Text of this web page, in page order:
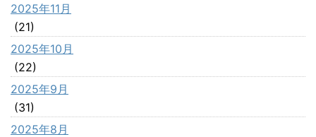
2025年11月
(21)
2025年10月
(22)
2025年9月
(31)
2025年8月